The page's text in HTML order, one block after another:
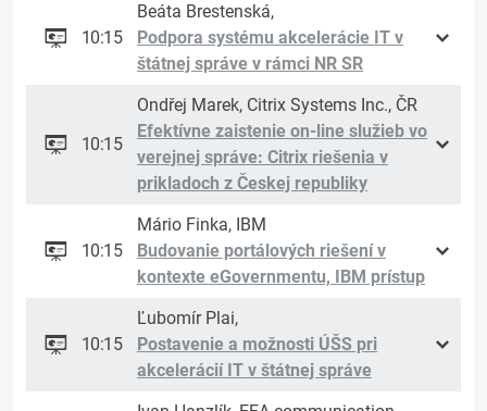
10:15
Beáta Brestenská,
Podpora systému akcelerácie IT v
štátnej správe v rámci NR SR
10:15
Ondřej Marek, Citrix Systems Inc., ČR
Efektívne zaistenie on-line služieb vo
verejnej správe: Citrix riešenia v
prikladoch z Českej republiky
10:15
Mário Finka, IBM
Budovanie portálových riešení v
kontexte eGovernmentu, IBM prístup
10:15
Ľubomír Plai,
Postavenie a možnosti ÚŠS pri
akcelerácií IT v štátnej správe